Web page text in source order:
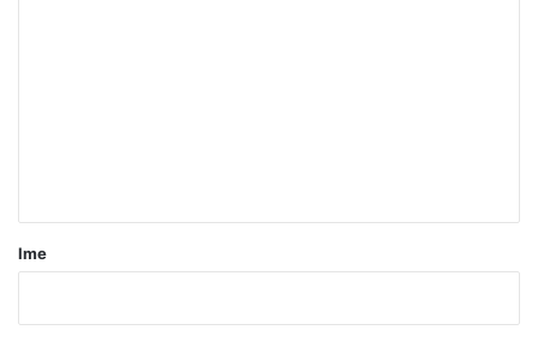
rIme